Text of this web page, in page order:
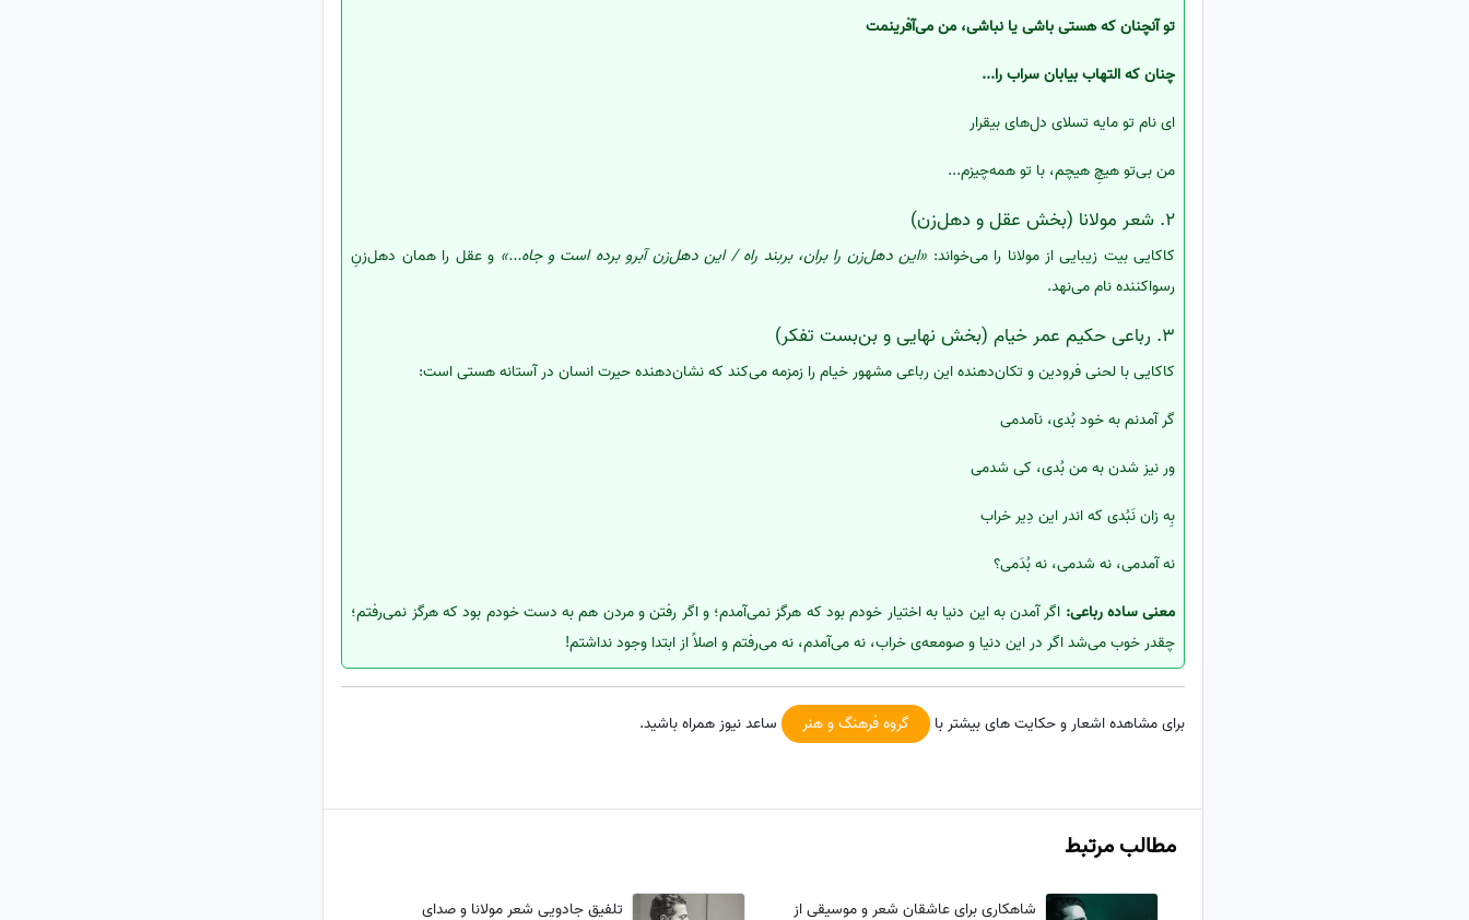
تو آنچنان که هستی باشی یا نباشی، من می‌آفرینمت
چنان که التهاب بیابان سراب را...
ای نام تو مایه تسلای دل‌های بیقرار
من بی‌تو هیچِ هیچم، با تو همه‌چیزم...
2. شعر مولانا (بخش عقل و دهل‌زن)
کاکایی بیت زیبایی از مولانا را می‌خواند: «این دهل‌زن را بران، بربند راه / این دهل‌زن آبرو برده است و جاه...» و عقل را همان دهل‌زنِ
رسواکننده نام می‌نهد.
3. رباعی حکیم عمر خیام (بخش نهایی و بن‌بست تفکر)
کاکایی با لحنی فرودین و تکان‌دهنده این رباعی مشهور خیام را زمزمه می‌کند که نشان‌دهنده حیرت انسان در آستانه هستی است:
گر آمدنم به خود بُدی، نآمدمی
ور نیز شدن به من بُدی، کی شدمی
بِه زان نَبُدی که اندر این دِیر خراب
نه آمدمی، نه شدمی، نه بُدَمی؟
معنی ساده رباعی: اگر آمدن به این دنیا به اختیار خودم بود که هرگز نمی‌آمدم؛ و اگر رفتن و مردن هم به دست خودم بود که هرگز نمی‌رفتم؛
چقدر خوب می‌شد اگر در این دنیا و صومعه‌ی خراب، نه می‌آمدم، نه می‌رفتم و اصلاً از ابتدا وجود نداشتم!
برای مشاهده اشعار و حکایت های بیشتر با گروه فرهنگ و هنر ساعد نیوز همراه باشید.
مطالب مرتبط
شاهکاری برای عاشقان شعر و موسیقی از تلفیق جادویی شعر مولانا و صدای